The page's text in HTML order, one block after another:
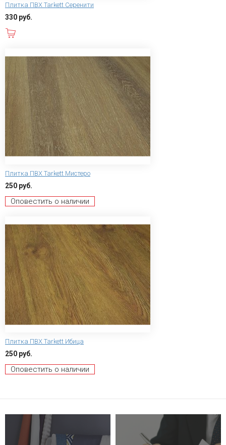
Плитка ПВХ Tarkett Серенити
330 руб.
Плитка ПВХ Tarkett Мистеро
250 руб.
Оповестить о наличии
Плитка ПВХ Tarkett Ибица
250 руб.
Оповестить о наличии